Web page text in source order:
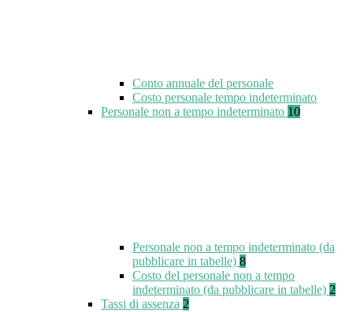
Conto annuale del personale
Costo personale tempo indeterminato
Personale non a tempo indeterminato 10
Personale non a tempo indeterminato (da
pubblicare in tabelle) 8
Costo del personale non a tempo
indeterminato (da pubblicare in tabelle) 2
Tassi di assenza 2